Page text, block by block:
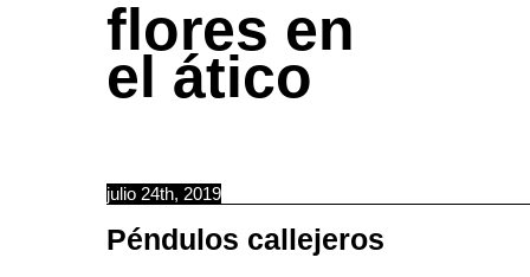
flores en
el ático
julio 24th, 2019
Péndulos callejeros